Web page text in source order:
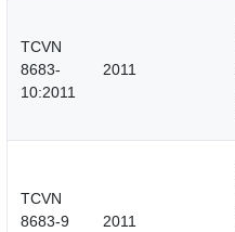
TCVN
8683-
10:2011
2011
TCVN
8683-9
2011